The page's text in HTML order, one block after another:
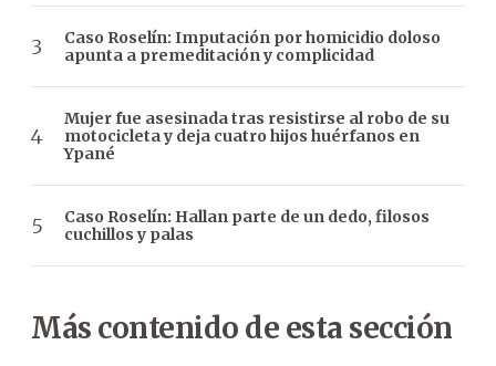
Caso Roselín: Imputación por homicidio doloso
apunta a premeditación y complicidad
Mujer fue asesinada tras resistirse al robo de su
motocicleta y deja cuatro hijos huérfanos en
Ypané
Caso Roselín: Hallan parte de un dedo, filosos
cuchillos y palas
Más contenido de esta sección